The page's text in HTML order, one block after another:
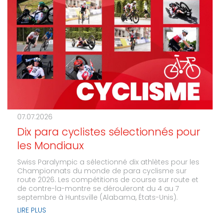
07.07.2026
Dix para cyclistes sélectionnés pour
les Mondiaux
Swiss Paralympic a sélectionné dix athlètes pour les
Championnats du monde de para cyclisme sur
route 2026. Les compétitions de course sur route et
de contre-la-montre se dérouleront du 4 au 7
septembre à Huntsville (Alabama, États-Unis).
LIRE PLUS